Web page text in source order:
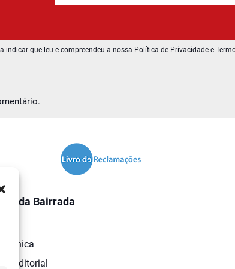
indicar que leu e compreendeu a nossa Política de Privacidade e
da Bairrada
Editorial